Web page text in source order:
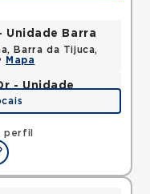
perfil
Unidade Barra
Barra da Tijuca,
Mapa
- Unidade
Rio de